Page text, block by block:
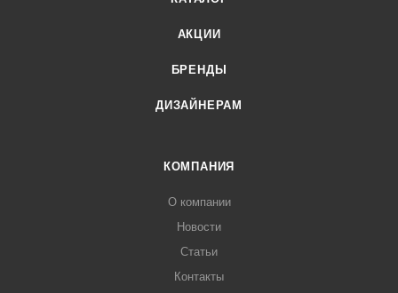
АКЦИИ
БРЕНДЫ
ДИЗАЙНЕРАМ
КОМПАНИЯ
О компании
Новости
Статьи
Контакты